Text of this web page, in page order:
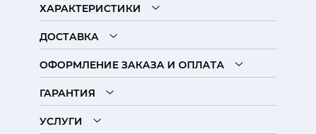
ХАРАКТЕРИСТИКИ
ДОСТАВКА
ОФОРМЛЕНИЕ ЗАКАЗА И ОПЛАТА
ГАРАНТИЯ
УСЛУГИ